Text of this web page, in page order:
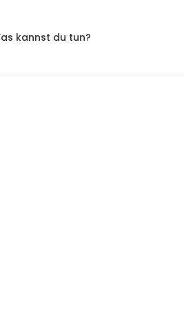
kannst du tun?